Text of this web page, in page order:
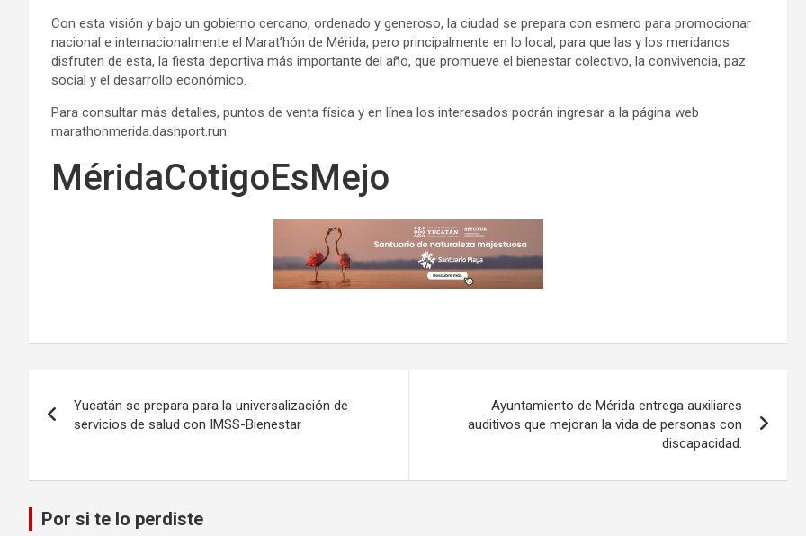
Con esta visión y bajo un gobierno cercano, ordenado y generoso, la ciudad se prepara con esmero para promocionar
nacional e internacionalmente el Marat’hón de Mérida, pero principalmente en lo local, para que las y los meridanos
disfruten de esta, la fiesta deportiva más importante del año, que promueve el bienestar colectivo, la convivencia, paz
social y el desarrollo económico.
Para consultar más detalles, puntos de venta física y en línea los interesados podrán ingresar a la página web
marathonmerida.dashport.run
MéridaCotigoEsMejo
de
Yucatán se prepara para la universalización de
servicios de salud con IMSS-Bienestar
Ayuntamiento de Mérida entrega auxiliares
auditivos que mejoran la vida de personas con
discapacidad.
Por si te lo perdiste